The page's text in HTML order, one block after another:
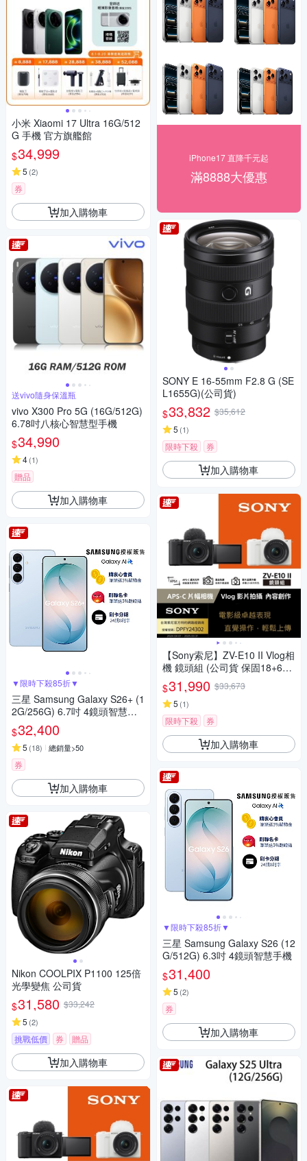
小米 Xiaomi 17 Ultra 16G/512
G 手機 官方旗艦館
$34,999
5 (2)
券
加入購物車
送vivo隨身保溫瓶
vivo X300 Pro 5G (16G/512G)
6.78吋八核心智慧型手機
$34,990
4(1)
贈品
加入購物車
▼限時下殺85折▼
三星 Samsung Galaxy S26+ (1
2G/256G) 6.7吋 4鏡頭智慧手
機
$32,400
5 (18) 總銷量>50
券
加入購物車
Nikon COOLPIX P1100 125倍
光學變焦 公司貨
$31,580 $33,242
5 (2)
挑戰低價 券 贈品
加入購物車
iPhone17 直降千元起
滿8888大優惠
SONY E 16-55mm F2.8 G (SE
L1655G)(公司貨)
$33,832 $35,612
5 (1)
限時下殺 券
加入購物車
【Sony索尼】ZV-E10 II Vlog相
機 鏡頭組 (公司貨 保固18+6個
月)
$31,990 $33,673
5 (1)
限時下殺 券
加入購物車
▼限時下殺85折▼
三星 Samsung Galaxy S26 (12
G/512G) 6.3吋 4鏡頭智慧手機
$31,400
5 (2)
券
加入購物車